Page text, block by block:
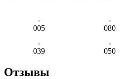
005 080
039 050
Отзывы